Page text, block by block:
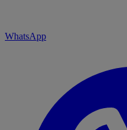
WhatsApp